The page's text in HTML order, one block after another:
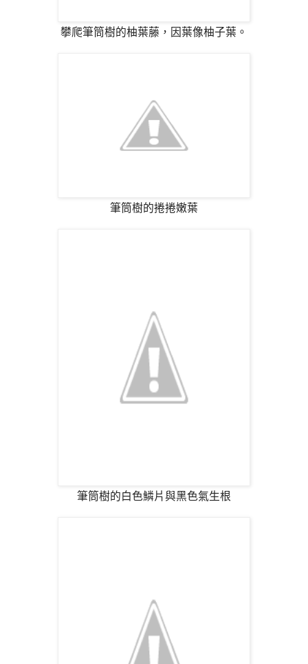
攀爬筆筒樹的柚葉藤，因葉像柚子葉。
筆筒樹的捲捲嫩葉
筆筒樹的白色鱗片與黑色氣生根